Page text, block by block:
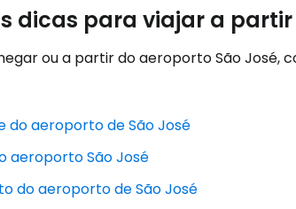
dicas para viajar a partir
ou a partir do aeroporto São José,
do aeroporto de São José
aeroporto São José
do aeroporto de São José